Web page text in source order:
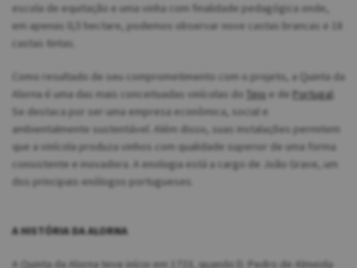
escola de equitação e uma vinha com finalidade pedagógica onde,
em apenas 0,5 hectare, podemos observar nove castas brancas e 18
castas tintas.
Como resultado de seu comprometimento com o projeto, a Quinta da
Alorna é uma das mais conceituadas vinícolas do Tejo e de Portugal
Se destaca por ser uma empresa econômica, social e
ambientalmente sustentável. Além disso, suas instalações permitem
que a vinícola produza vinhos com qualidade superior de uma forma
consistente e inovadora. A enologia está a cargo de João Grave, um
dos principais enólogos portugueses.
A HISTÓRIA DA ALORNA
A Quinta da Alorna teve início em 1723, quando D. Pedro de Almeida